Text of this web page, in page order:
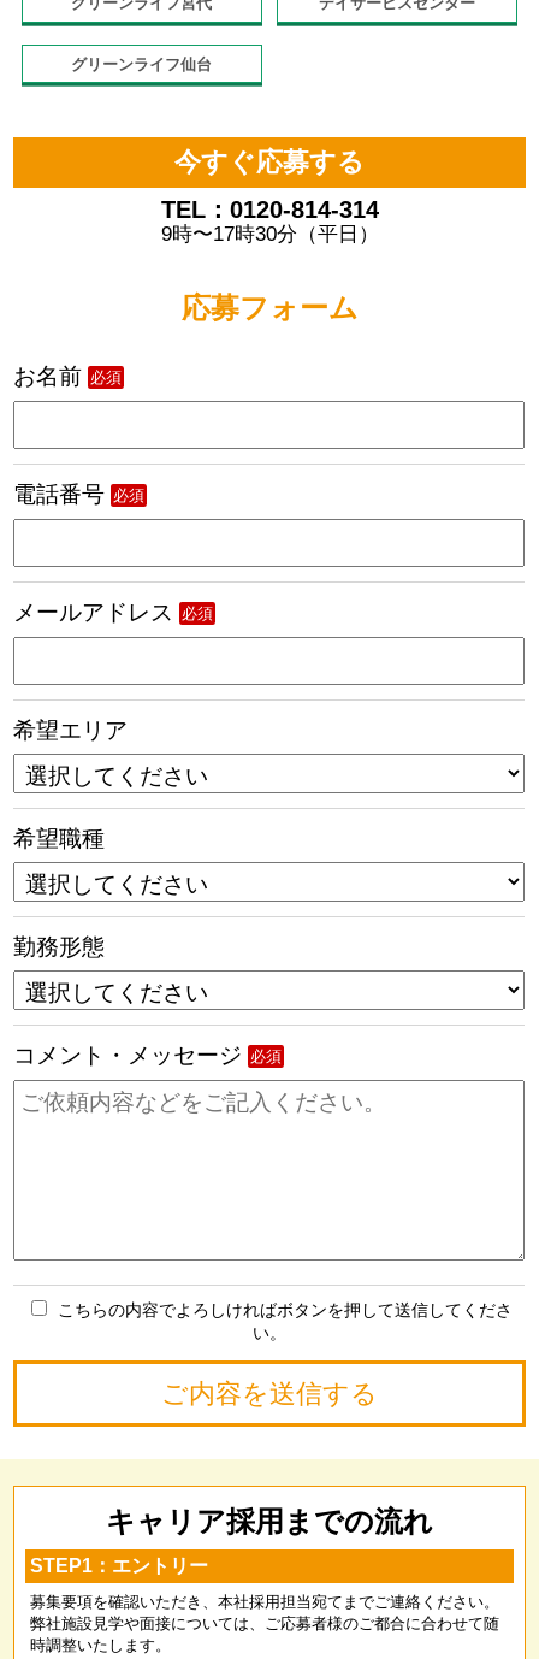
グリーンライフ仙台
今すぐ応募する
TEL：0120-814-314
9時〜17時30分（平日）
応募フォーム
お名前 必須
電話番号 必須
メールアドレス 必須
希望エリア
希望職種
勤務形態
コメント・メッセージ 必須
こちらの内容でよろしければボタンを押して送信してくださ
い。
キャリア採用までの流れ
STEP1：エントリー
募集要項を確認いただき、本社採用担当宛てまでご連絡ください。
弊社施設見学や面接については、ご応募者様のご都合に合わせて随
時調整いたします。